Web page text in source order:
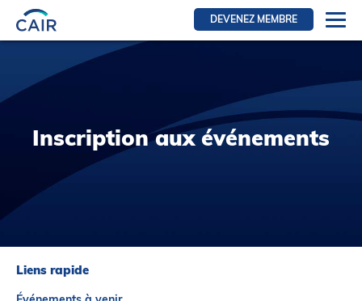
DEVENEZ MEMBRE
Se connecter
Ressources pour les membres
RFE Section
Ressources pour les patients
Inscription aux événements
Liens rapide